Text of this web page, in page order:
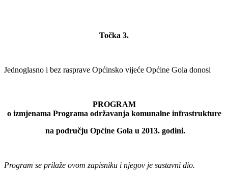
Točka 3.
Jednoglasno i bez rasprave Općinsko vijeće Općine Gola donosi
PROGRAM
o izmjenama Programa održavanja komunalne infrastrukture
na području Općine Gola u 2013. godini.
Program se prilaže ovom zapisniku i njegov je sastavni dio.